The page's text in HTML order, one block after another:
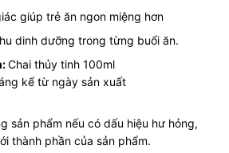
giúp trẻ ăn ngon miệng hơn
dinh dưỡng trong từng buổi ăn.
Chai thủy tinh 100ml
kể từ ngày sản xuất
sản phẩm nếu có dấu hiệu hư hỏng,
thành phần của sản phẩm.